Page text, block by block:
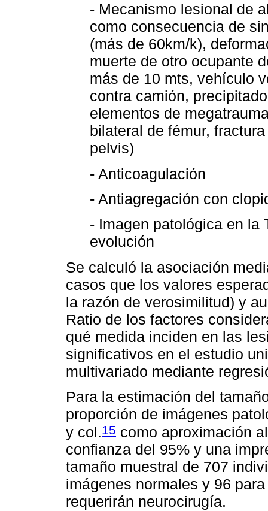
- Mecanismo lesional de
como consecuencia de
(más de 60km/k),
muerte de otro ocupante
más de 10 mts, vehículo
contra camión,
elementos de
bilateral de fémur,
pelvis)
- Anticoagulación
- Antiagregación con
- Imagen patológica en la
evolución
Se calculó la asociación
casos que los valores
la razón de verosimilitud) y
Ratio de los factores
qué medida inciden en las
significativos en el estudio
multivariado mediante
Para la estimación del
proporción de imágenes
y col.15 como aproximación
confianza del 95% y una
tamaño muestral de 707
imágenes normales y 96
requerirán neurocirugía.